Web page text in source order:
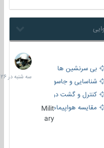
بی سرنشین ها
شناسایی و جاسوسی
کنترل و گشت دریایی
مقایسه هواپیماهاMilit
ary
سه
شنبه
در